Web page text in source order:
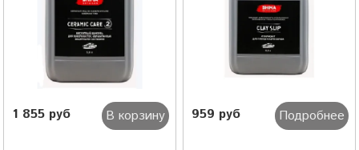
1 855 руб В корзину 959 руб Подробнее